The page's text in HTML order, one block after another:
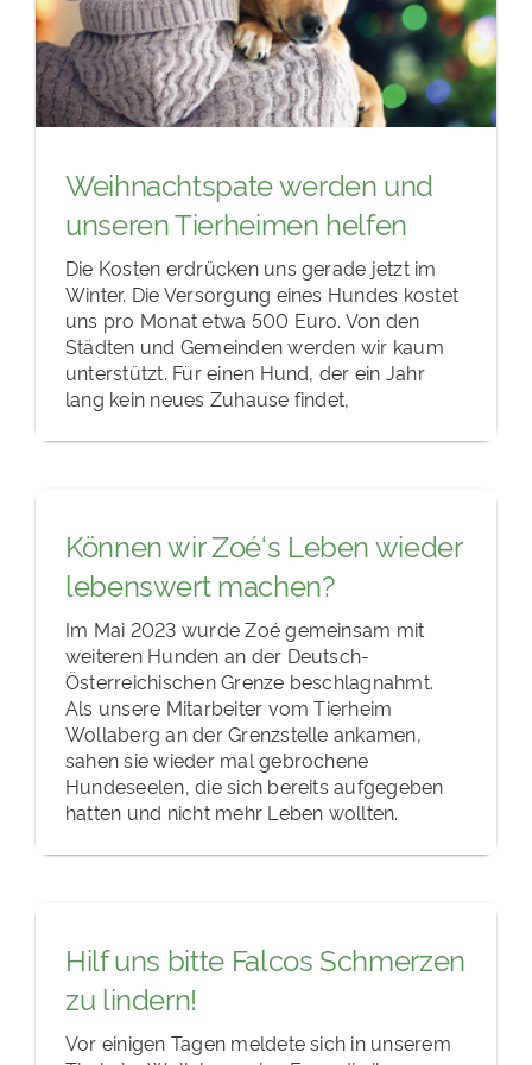
Weihnachtspate werden und
unseren Tierheimen helfen
Die Kosten erdrücken uns gerade jetzt im
Winter. Die Versorgung eines Hundes kostet
uns pro Monat etwa 500 Euro. Von den
Städten und Gemeinden werden wir kaum
unterstützt. Für einen Hund, der ein Jahr
lang kein neues Zuhause findet,
Können wir Zoé‘s Leben wieder
lebenswert machen?
Im Mai 2023 wurde Zoé gemeinsam mit
weiteren Hunden an der Deutsch-
Österreichischen Grenze beschlagnahmt.
Als unsere Mitarbeiter vom Tierheim
Wollaberg an der Grenzstelle ankamen,
sahen sie wieder mal gebrochene
Hundeseelen, die sich bereits aufgegeben
hatten und nicht mehr Leben wollten.
Hilf uns bitte Falcos Schmerzen
zu lindern!
Vor einigen Tagen meldete sich in unserem